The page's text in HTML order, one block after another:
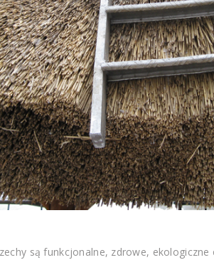
są funkcjonalne, zdrowe, ekologiczne